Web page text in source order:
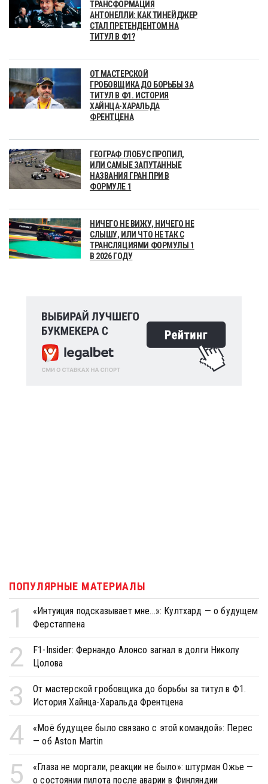
ТРАНСФОРМАЦИЯ
АНТОНЕЛЛИ: КАК ТИНЕЙДЖЕР
СТАЛ ПРЕТЕНДЕНТОМ НА
ТИТУЛ В Ф1?
ОТ МАСТЕРСКОЙ
ГРОБОВЩИКА ДО БОРЬБЫ ЗА
ТИТУЛ В Ф1. ИСТОРИЯ
ХАЙНЦА-ХАРАЛЬДА
ФРЕНТЦЕНА
ГЕОГРАФ ГЛОБУС ПРОПИЛ,
ИЛИ САМЫЕ ЗАПУТАННЫЕ
НАЗВАНИЯ ГРАН ПРИ В
ФОРМУЛЕ 1
НИЧЕГО НЕ ВИЖУ, НИЧЕГО НЕ
СЛЫШУ, ИЛИ ЧТО НЕ ТАК С
ТРАНСЛЯЦИЯМИ ФОРМУЛЫ 1
В 2026 ГОДУ
ПОПУЛЯРНЫЕ МАТЕРИАЛЫ
1
«Интуиция подсказывает мне...»: Култхард — о будущем
Ферстаппена
2
F1-Insider: Фернандо Алонсо загнал в долги Николу
Цолова
3
От мастерской гробовщика до борьбы за титул в Ф1.
История Хайнца-Харальда Френтцена
4
«Моё будущее было связано с этой командой»: Перес
— об Aston Martin
5
«Глаза не моргали, реакции не было»: штурман Ожье —
о состоянии пилота после аварии в Финляндии